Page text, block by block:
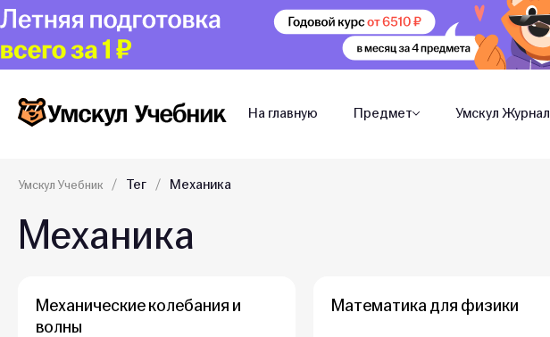
На главную Предмет Умскул Журнал
Умскул Учебник Тег Механика
Механика
Механические колебания и
волны
Математика для физики